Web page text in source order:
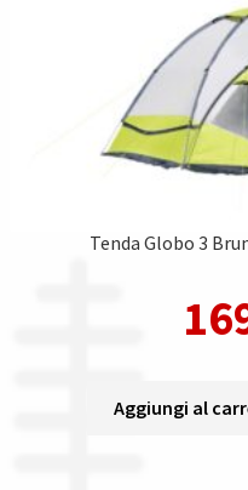
Tenda Globo 3
Aggiungi al